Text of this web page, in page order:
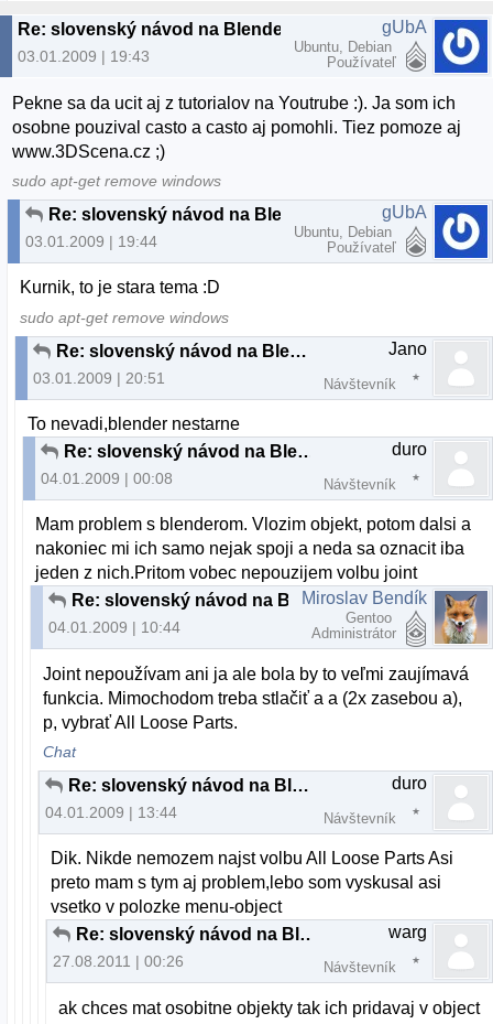
Re: slovenský návod na Blender
03.01.2009 | 19:43
gUbA
Ubuntu, Debian
Používateľ
Pekne sa da ucit aj z tutorialov na Youtrube :). Ja som ich
osobne pouzival casto a casto aj pomohli. Tiez pomoze aj
www.3DScena.cz ;)
sudo apt-get remove windows
03.01.2009 | 19:44
gUbA
Ubuntu, Debian
Používateľ
Kurnik, to je stara tema :D
sudo apt-get remove windows
Re: slovenský návod na Blender
03.01.2009 | 20:51
Jano
Návštevník
To nevadi,blender nestarne
Re: slovenský návod na Blender
04.01.2009 | 00:08
duro
Návštevník
Mam problem s blenderom. Vlozim objekt, potom dalsi a
nakoniec mi ich samo nejak spoji a neda sa oznacit iba
jeden z nich.Pritom vobec nepouzijem volbu joint
Re: slovenský návod na Blender
04.01.2009 | 10:44
Miroslav Bendík
Gentoo
Administrátor
Joint nepoužívam ani ja ale bola by to veľmi zaujímavá
funkcia. Mimochodom treba stlačiť a a (2x zasebou a),
p, vybrať All Loose Parts.
Chat
Re: slovenský návod na Blender
04.01.2009 | 13:44
duro
Návštevník
Dik. Nikde nemozem najst volbu All Loose Parts Asi
preto mam s tym aj problem,lebo som vyskusal asi
vsetko v polozke menu-object
Re: slovenský návod na Blender
27.08.2011 | 00:26
warg
Návštevník
ak chces mat osobitne objekty tak ich pridavaj v object